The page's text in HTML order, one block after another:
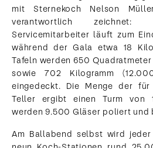
mit Sternekoch Nelson
verantwortlich
Servicemitarbeiter läuft zum
während der Gala etwa 18
Tafeln werden 650
sowie 702 Kilogramm
eingedeckt. Die Menge der
Teller ergibt einen Turm von
werden 9.500 Gläser poliert
Am Ballabend selbst wird